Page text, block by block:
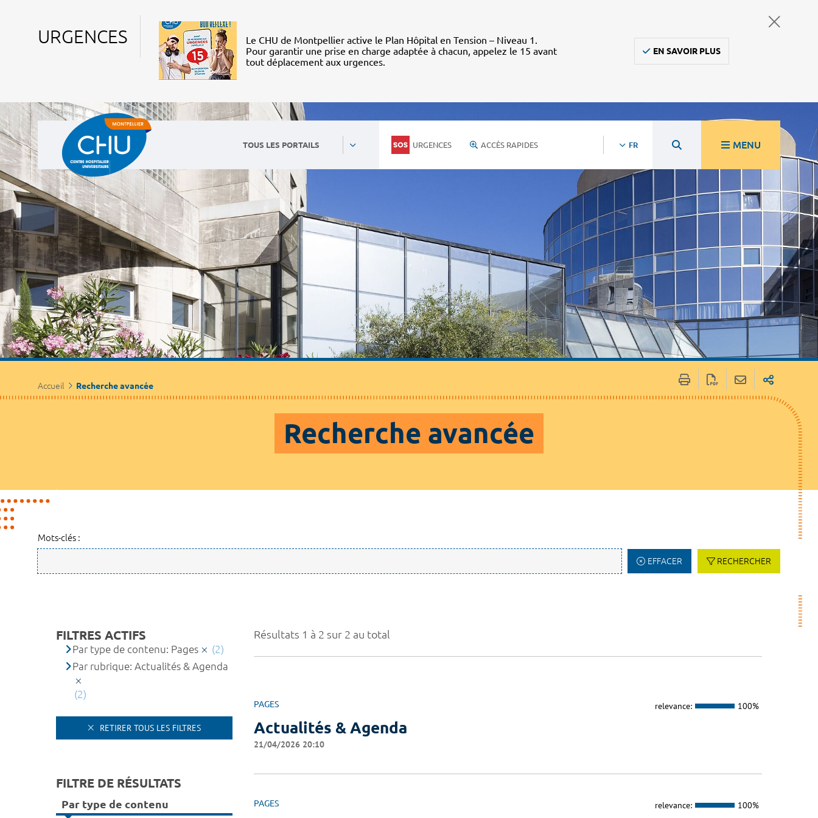
URGENCES
Le CHU de Montpellier active le Plan Hôpital en Tension – Niveau 1.
Pour garantir une prise en charge adaptée à chacun, appelez le 15 avant
tout déplacement aux urgences.
EN SAVOIR PLUS
TOUS LES PORTAILS URGENCES ACCÈS RAPIDES FR MENU
Accueil Recherche avancée
Recherche avancée
Mots-clés :
EFFACER RECHERCHER
Résultats 1 à 2 sur 2 au total
PAGES relevance: 100%
Actualités & Agenda
21/04/2026 20:10
PAGES relevance: 100%
FILTRES ACTIFS
Par type de contenu: Pages
(2)
Par rubrique: Actualités & Agenda
(2)
RETIRER TOUS LES FILTRES
FILTRE DE RÉSULTATS
Par type de contenu